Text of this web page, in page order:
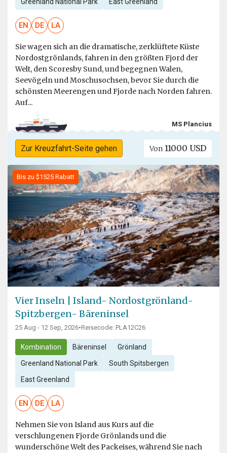
EN DE LA
Sie wagen sich an die dramatische, zerklüftete Küste
Nordostgrönlands, fahren in den größten Fjord der
Welt, den Scoresby Sund, und begegnen Walen,
Seevögeln und Moschusochsen, bevor Sie durch die
schönsten Meerengen und Fjorde nach Norden fahren.
Auf...
MS Plancius
Zur Kreuzfahrt-Seite gehen Von 11000 USD
Bis zu $1525 Rabatt
Vier Inseln | Island- Nordostgrönland-
Spitzbergen- Bäreninsel
25 Aug - 12 Sep, 2026•Reisecode: PLA12C26
Kombination Bäreninsel Grönland
Greenland National Park South Spitsbergen
East Greenland
EN DE LA
Nehmen Sie von Island aus Kurs auf die
verschlungenen Fjorde Grönlands und die
wunderschöne Welt des Packeises, während Sie nach